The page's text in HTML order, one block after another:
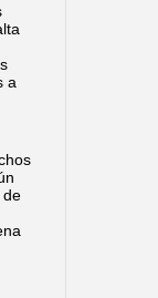
a
de